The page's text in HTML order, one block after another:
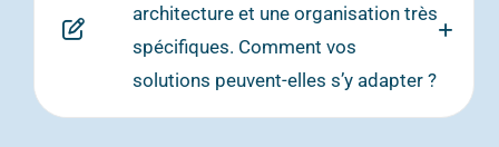
architecture et une organisation très
spécifiques. Comment vos
solutions peuvent-elles s’y adapter ?